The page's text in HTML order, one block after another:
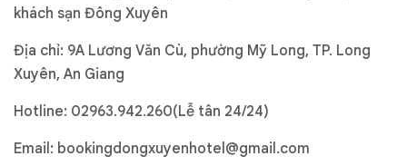
khách sạn Đông Xuyên
Địa chỉ: 9A Lương Văn Cù, phường Mỹ Long, TP. Long
Xuyên, An Giang
Hotline: 02963.942.260(Lễ tân 24/24)
Email: bookingdongxuyenhotel@gmail.com